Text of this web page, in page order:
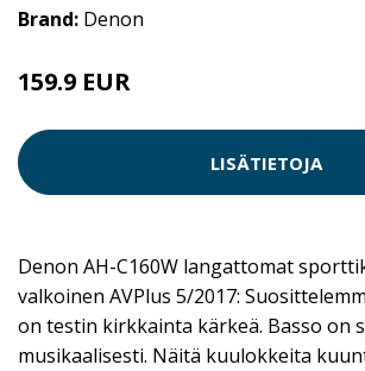
Brand: Denon
159.9 EUR
LISÄTIETOJA
Denon AH-C160W langattomat
valkoinen AVPlus 5/2017:
on testin kirkkainta kärkeä. Basso on
musikaalisesti. Näitä kuulokkeita